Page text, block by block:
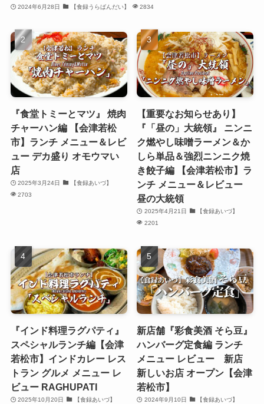
2024年6月28日 【食録うらばんだい】 2834
『食堂トミーとマツ』 焼肉
チャーハン編 【会津若松
市】ランチ メニュー＆レビ
ュー デカ盛り オモウマい
店
2025年3月24日
【食録あいづ】
2703
【重要なお知らせあり】
『「昼の」大統領』 ニンニ
ク燃やし味噌ラーメン＆か
しら単品＆強烈ニンニク焼
き餃子編 【会津若松市】ラ
ンチ メニュー＆レビュー
昼の大統領
2025年4月21日
【食録あいづ】
2201
『インド料理ラグパティ』
スペシャルランチ編【会津
若松市】インドカレー レス
トラン グルメ メニュー レ
ビュー RAGHUPATI
2025年10月20日
【食録あいづ】
新店舗『彩食美酒 そら豆』
ハンバーグ定食編 ランチ
メニュー レビュー 新店
新しいお店 オープン【会津
若松市】
2024年9月10日
【食録あいづ】